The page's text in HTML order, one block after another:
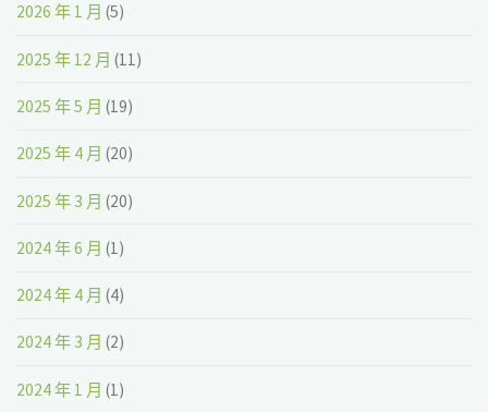
2026 年 1 月 (5)
2025 年 12 月 (11)
2025 年 5 月 (19)
2025 年 4 月 (20)
2025 年 3 月 (20)
2024 年 6 月 (1)
2024 年 4 月 (4)
2024 年 3 月 (2)
2024 年 1 月 (1)